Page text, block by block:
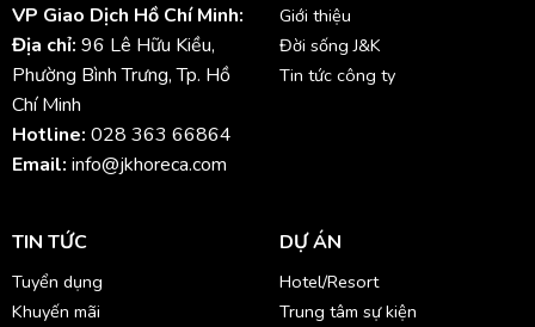
VP Giao Dịch Hồ Chí Minh:
Địa chỉ: 96 Lê Hữu Kiều,
Phường Bình Trưng, Tp. Hồ
Chí Minh
Hotline: 028 363 66864
Email: info@jkhoreca.com
Giới thiệu
Đời sống J&K
Tin tức công ty
TIN TỨC
Tuyển dụng
Khuyến mãi
DỰ ÁN
Hotel/Resort
Trung tâm sự kiện